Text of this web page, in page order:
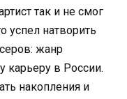
так и не смог
успел натворить
жанр
карьеру в России.
накопления и